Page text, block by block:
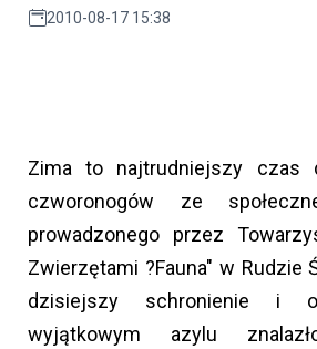
2010-08-17 15:38
Zima to najtrudniejszy czas
czworonogów ze
prowadzonego przez
Zwierzętami ?Fauna" w Rudzie
dzisiejszy schronienie i
wyjątkowym azylu